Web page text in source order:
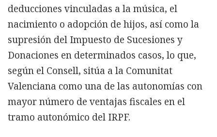
deducciones vinculadas a la música, el
nacimiento o adopción de hijos, así como la
supresión del Impuesto de Sucesiones y
Donaciones en determinados casos, lo que,
según el Consell, sitúa a la Comunitat
Valenciana como una de las autonomías con
mayor número de ventajas fiscales en el
tramo autonómico del IRPF.